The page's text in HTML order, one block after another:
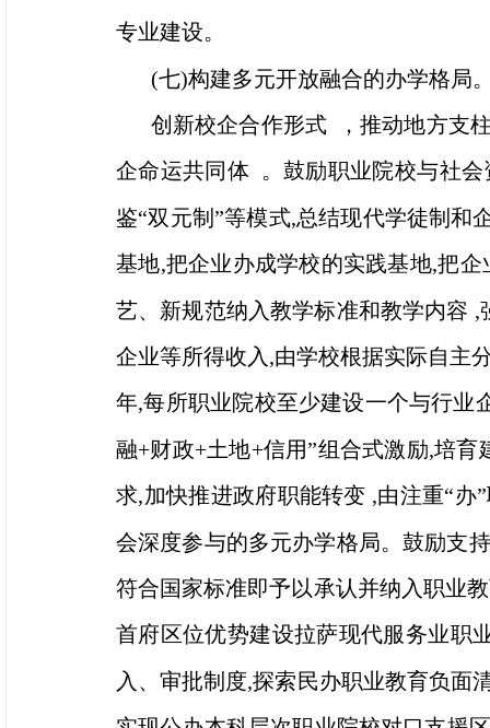
专业建设。
(七)构建多元开放融合的办学格局
创新校企合作形式 ，推动地方支
企命运共同体 。鼓励职业院校与社
鉴“双元制”等模式,总结现代学徒制和
基地,把企业办成学校的实践基地,把
艺、新规范纳入教学标准和教学内容
企业等所得收入,由学校根据实际自主
年,每所职业院校至少建设一个与行业
融+财政+土地+信用”组合式激励,培
求,加快推进政府职能转变 ,由注重“
会深度参与的多元办学格局。鼓励支
符合国家标准即予以承认并纳入职业
首府区位优势建设拉萨现代服务业职
入、审批制度,探索民办职业教育负面